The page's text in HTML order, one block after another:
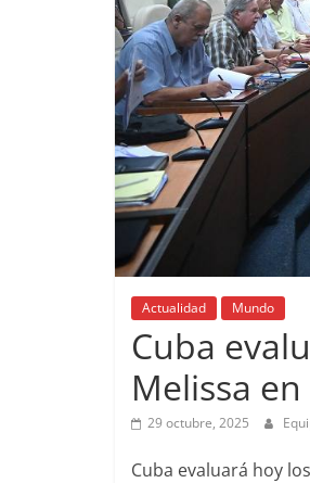
Actualidad Mundo
Cuba
Melissa
29 octubre, 2025
Cuba evaluará hoy